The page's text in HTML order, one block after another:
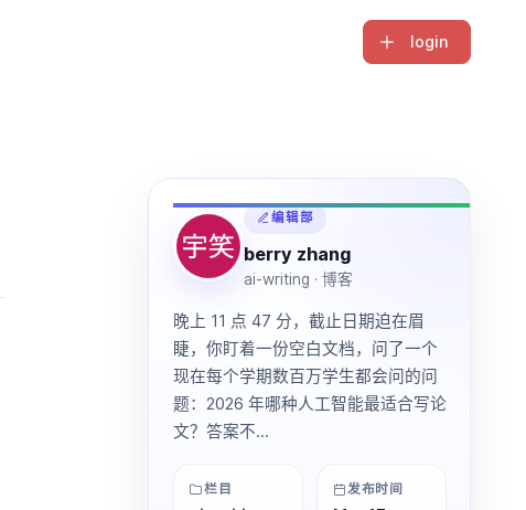
login
编辑部
berry zhang
ai-writing · 博客
晚上 11 点 47 分，截止日期迫在眉
睫，你盯着一份空白文档，问了一个
现在每个学期数百万学生都会问的问
题：2026 年哪种人工智能最适合写论
文？答案不...
栏目 发布时间